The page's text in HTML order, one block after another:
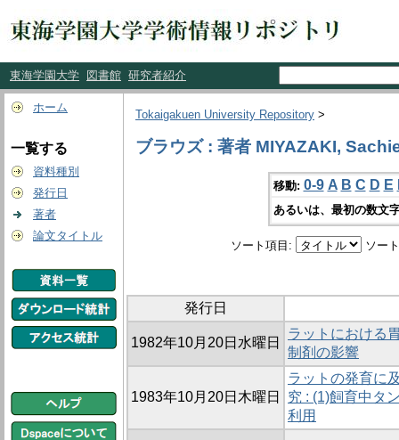
東海学園大学 図書館 研究者紹介
ホーム
一覧する
資料種別
発行日
著者
論文タイトル
Tokaigakuen University Repository >
ブラウズ : 著者 MIYAZAKI,
移動: 0-9 A B C D E
あるいは、最初の数文
ソート項目: ソー
発行日
1982年10月20日水曜日
ラットにおける
制剤の影響
1983年10月20日木曜日
ラットの発育に
究 : (1)飼育中タ
利用